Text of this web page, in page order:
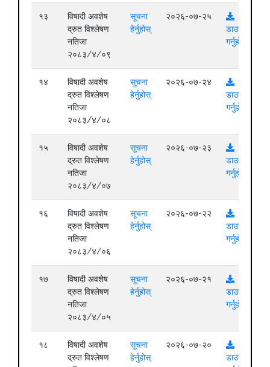
१३
विषादी अवशेष
द्रुत विश्लेषण
नतिजा
२०८३/४/०९
सूचना
हेर्नुहोस्
२०२६-०७-२५
डाउनलोड
गर्नुहोस्
१४
विषादी अवशेष
द्रुत विश्लेषण
नतिजा
२०८३/४/०८
सूचना
हेर्नुहोस्
२०२६-०७-२४
डाउनलोड
गर्नुहोस्
१५
विषादी अवशेष
द्रुत विश्लेषण
नतिजा
२०८३/४/०७
सूचना
हेर्नुहोस्
२०२६-०७-२३
डाउनलोड
गर्नुहोस्
१६
विषादी अवशेष
द्रुत विश्लेषण
नतिजा
२०८३/४/०६
सूचना
हेर्नुहोस्
२०२६-०७-२२
डाउनलोड
गर्नुहोस्
१७
विषादी अवशेष
द्रुत विश्लेषण
नतिजा
२०८३/४/०५
सूचना
हेर्नुहोस्
२०२६-०७-२१
डाउनलोड
गर्नुहोस्
१८
विषादी अवशेष
द्रुत विश्लेषण
सूचना
हेर्नुहोस्
२०२६-०७-२०
डाउनलोड